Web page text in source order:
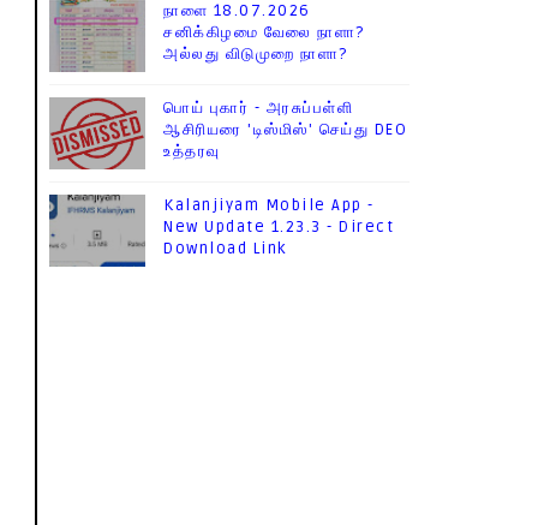
நாளை 18.07.2026
சனிக்கிழமை வேலை நாளா?
அல்லது விடுமுறை நாளா?
பொய் புகார் - அரசுப்பள்ளி
ஆசிரியரை 'டிஸ்மிஸ்' செய்து DEO
உத்தரவு
Kalanjiyam Mobile App -
New Update 1.23.3 - Direct
Download Link